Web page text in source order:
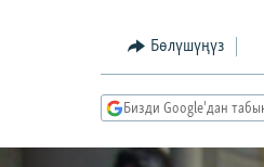
Бөлүшүңүз
Бизди Google'дан